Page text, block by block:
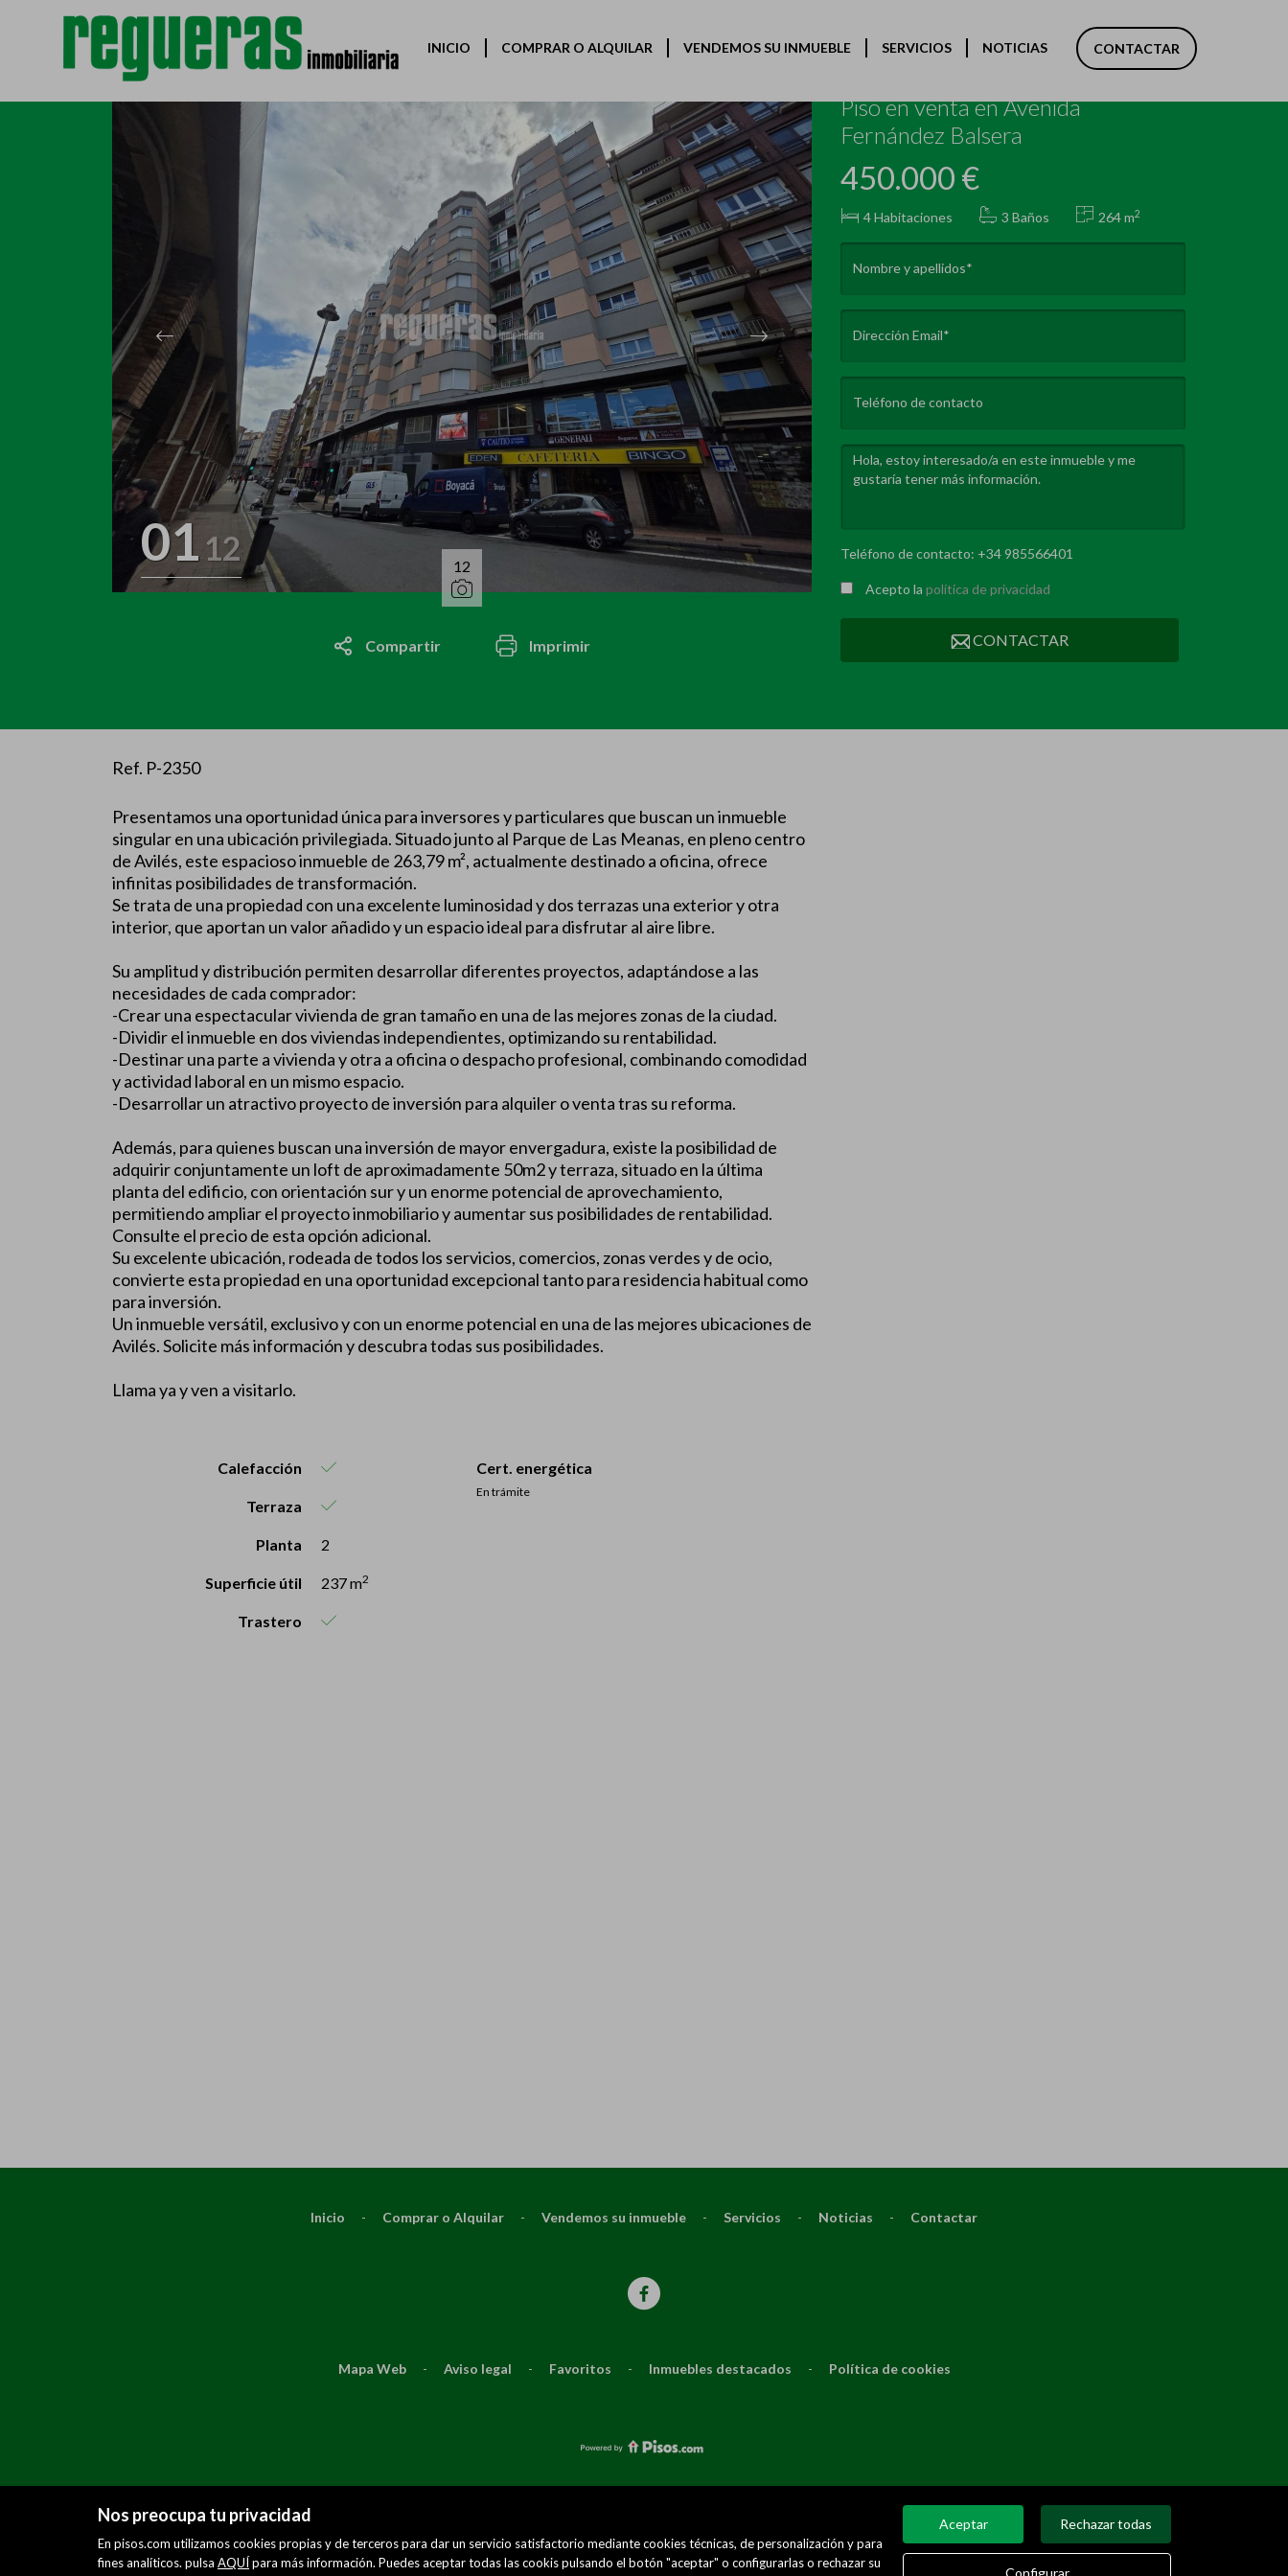
Nos preocupa tu privacidad
En pisos.com utilizamos cookies propias y de terceros para dar un servicio satisfactorio mediante cookies técnicas, de personalización y para
fines analíticos. pulsa AQUÍ para más información. Puedes aceptar todas las cookis pulsando el botón "aceptar" o configurarlas o rechazar su
Aceptar Rechazar todas
Configurar
INICIO COMPRAR O ALQUILAR VENDEMOS SU INMUEBLE SERVICIOS NOTICIAS CONTACTAR
Siguiente
Previous Next
0112 12
Compartir Imprimir
Piso en venta en Avenida
Fernández Balsera
450.000 €
4Habitaciones 3 Baños 264 m2
Nombre y apellidos*
Dirección Email*
Teléfono de contacto
Teléfono de contacto: +34 985566401
Acepto la política de privacidad
CONTACTAR
Ref. P-2350
Presentamos una oportunidad única para inversores y particulares que buscan un inmueble
singular en una ubicación privilegiada. Situado junto al Parque de Las Meanas, en pleno centro
de Avilés, este espacioso inmueble de 263,79 m², actualmente destinado a oficina, ofrece
infinitas posibilidades de transformación.
Se trata de una propiedad con una excelente luminosidad y dos terrazas una exterior y otra
interior, que aportan un valor añadido y un espacio ideal para disfrutar al aire libre.
Su amplitud y distribución permiten desarrollar diferentes proyectos, adaptándose a las
necesidades de cada comprador:
-Crear una espectacular vivienda de gran tamaño en una de las mejores zonas de la ciudad.
-Dividir el inmueble en dos viviendas independientes, optimizando su rentabilidad.
-Destinar una parte a vivienda y otra a oficina o despacho profesional, combinando comodidad
y actividad laboral en un mismo espacio.
-Desarrollar un atractivo proyecto de inversión para alquiler o venta tras su reforma.
Además, para quienes buscan una inversión de mayor envergadura, existe la posibilidad de
adquirir conjuntamente un loft de aproximadamente 50m2 y terraza, situado en la última
planta del edificio, con orientación sur y un enorme potencial de aprovechamiento,
permitiendo ampliar el proyecto inmobiliario y aumentar sus posibilidades de rentabilidad.
Consulte el precio de esta opción adicional.
Su excelente ubicación, rodeada de todos los servicios, comercios, zonas verdes y de ocio,
convierte esta propiedad en una oportunidad excepcional tanto para residencia habitual como
para inversión.
Un inmueble versátil, exclusivo y con un enorme potencial en una de las mejores ubicaciones de
Avilés. Solicite más información y descubra todas sus posibilidades.
Llama ya y ven a visitarlo.
Calefacción
Terraza
Planta 2
Superficie útil 237 m2
Trastero
Cert. energética
En trámite
Inicio - Comprar o Alquilar - Vendemos su inmueble - Servicios - Noticias - Contactar
Mapa Web - Aviso legal - Favoritos - Inmuebles destacados - Política de cookies